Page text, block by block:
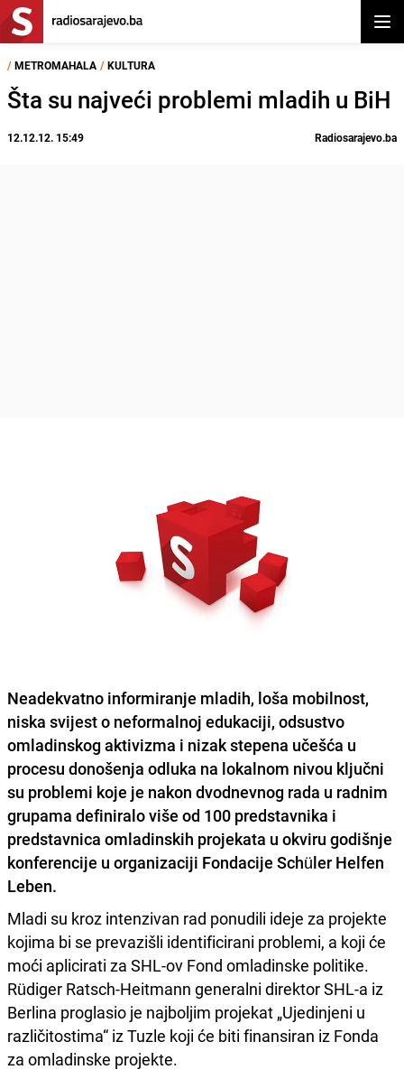
/ METROMAHALA / KULTURA
Šta su najveći problemi mladih u BiH
12.12.12. 15:49 Radiosarajevo.ba
Neadekvatno informiranje mladih, loša mobilnost,
niska svijest o neformalnoj edukaciji, odsustvo
omladinskog aktivizma i nizak stepena učešća u
procesu donošenja odluka na lokalnom nivou ključni
su problemi koje je nakon dvodnevnog rada u radnim
grupama definiralo više od 100 predstavnika i
predstavnica omladinskih projekata u okviru godišnje
konferencije u organizaciji Fondacije Schüler Helfen
Leben.
Mladi su kroz intenzivan rad ponudili ideje za projekte
kojima bi se prevazišli identificirani problemi, a koji će
moći aplicirati za SHL-ov Fond omladinske politike.
Rüdiger Ratsch-Heitmann generalni direktor SHL-a iz
Berlina proglasio je najboljim projekat „Ujedinjeni u
različitostima“ iz Tuzle koji će biti finansiran iz Fonda
za omladinske projekte.